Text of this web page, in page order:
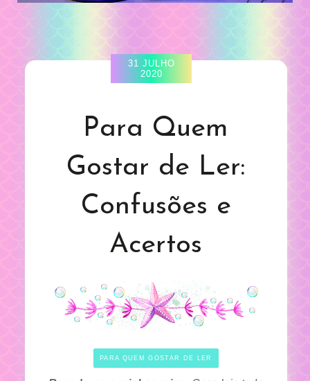
31 JULHO
2020
Para Quem
Gostar de Ler:
Confusões e
Acertos
PARA QUEM GOSTAR DE LER